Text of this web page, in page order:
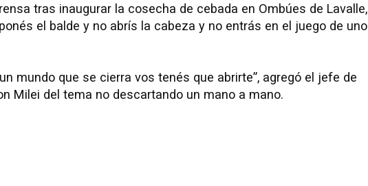
tras inaugurar la cosecha de cebada en Ombúes de Lavalle,
el balde y no abrís la cabeza y no entrás en el juego de uno
mundo que se cierra vos tenés que abrirte”, agregó el jefe de
Milei del tema no descartando un mano a mano.